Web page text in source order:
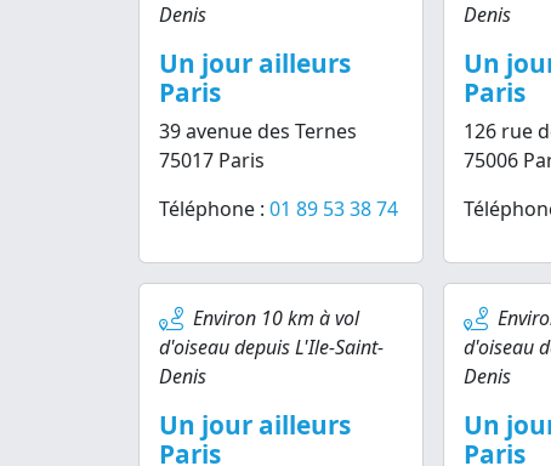
Denis
Un jour ailleurs
Paris
39 avenue des Ternes
75017 Paris
Téléphone : 01 89 53 38 74
Denis
Un
Paris
126 rue
75006
Environ 10 km à vol
d'oiseau depuis L'Ile-Saint-
Denis
Un jour ailleurs
Paris
d'oiseau
Denis
Un
Paris